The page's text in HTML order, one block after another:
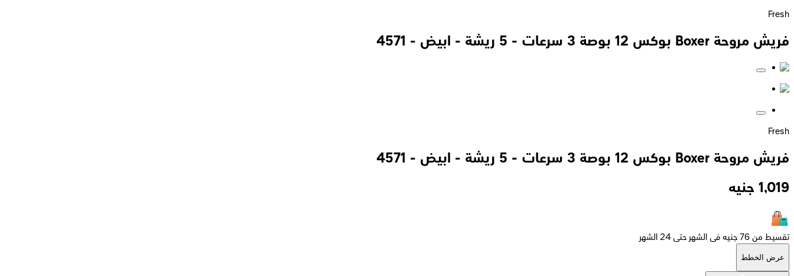
Fresh
فريش مروحة Boxer بوكس 12 بوصة 3 سرعات - 5 ريشة - ابيض - 4571
Fresh
فريش مروحة Boxer بوكس 12 بوصة 3 سرعات - 5 ريشة - ابيض - 4571
1,019 جنيه
تقسيط من 76 جنيه فى الشهر حتى 24 الشهر
عرض الخطط